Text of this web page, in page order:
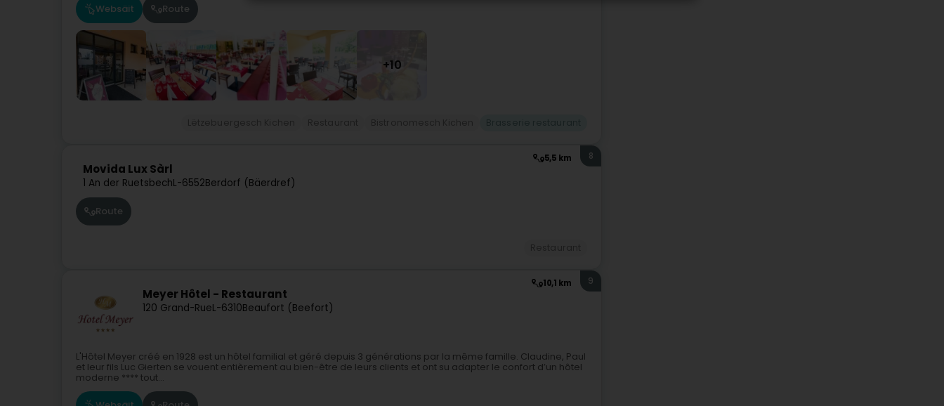
Websäit Route
+10
5,5 km
Movida Lux Sàrl
1 An der RuetsbechL-6552Berdorf (Bäerdref)
8
Route
10,1 km
Meyer Hôtel - Restaurant
120 Grand-RueL-6310Beaufort (Beefort)
9
L'Hôtel Meyer créé en 1928 est un hôtel familial et géré depuis 3 générations par la même famille. Claudine, Paul
et leur fils Luc Gierten se vouent entièrement au bien-être de leurs clients et ont su adapter le confort d’un hôtel
moderne **** tout...